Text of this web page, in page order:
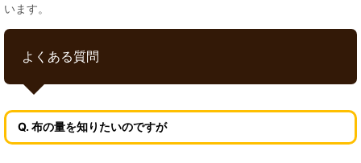
います。
よくある質問
Q. 布の量を知りたいのですが